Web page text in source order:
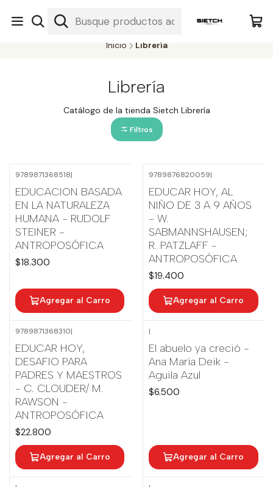
Nuestra librería - Serrano 317 local 3 - Limache.
#SomospartedelSietch
Inicio Librería
Librería
Catálogo de la tienda Sietch Librería
Filtros
9789871368518|
EDUCACION BASADA
EN LA NATURALEZA
HUMANA - RUDOLF
STEINER -
ANTROPOSÓFICA
$18.300
Agregar al Carro
9789876820059|
EDUCAR HOY, AL
NIÑO DE 3 A 9 AÑOS
- W.
SABMANNSHAUSEN;
R. PATZLAFF -
ANTROPOSÓFICA
$19.400
Agregar al Carro
9789871368310|
EDUCAR HOY,
DESAFIO PARA
PADRES Y MAESTROS
- C. CLOUDER/ M.
RAWSON -
ANTROPOSÓFICA
$22.800
Agregar al Carro
|
El abuelo ya creció -
Ana María Deik -
Aguila Azul
$6.500
Agregar al Carro